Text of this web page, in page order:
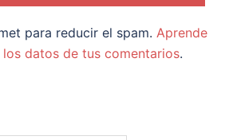
para reducir el spam. Aprende
datos de tus comentarios.